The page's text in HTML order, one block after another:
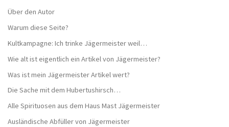
Über den Autor
Warum diese Seite?
Kultkampagne: Ich trinke Jägermeister weil…
Wie alt ist eigentlich ein Artikel von Jägermeister?
Was ist mein Jägermeister Artikel wert?
Die Sache mit dem Hubertushirsch…
Alle Spirituosen aus dem Haus Mast Jägermeister
Ausländische Abfüller von Jägermeister